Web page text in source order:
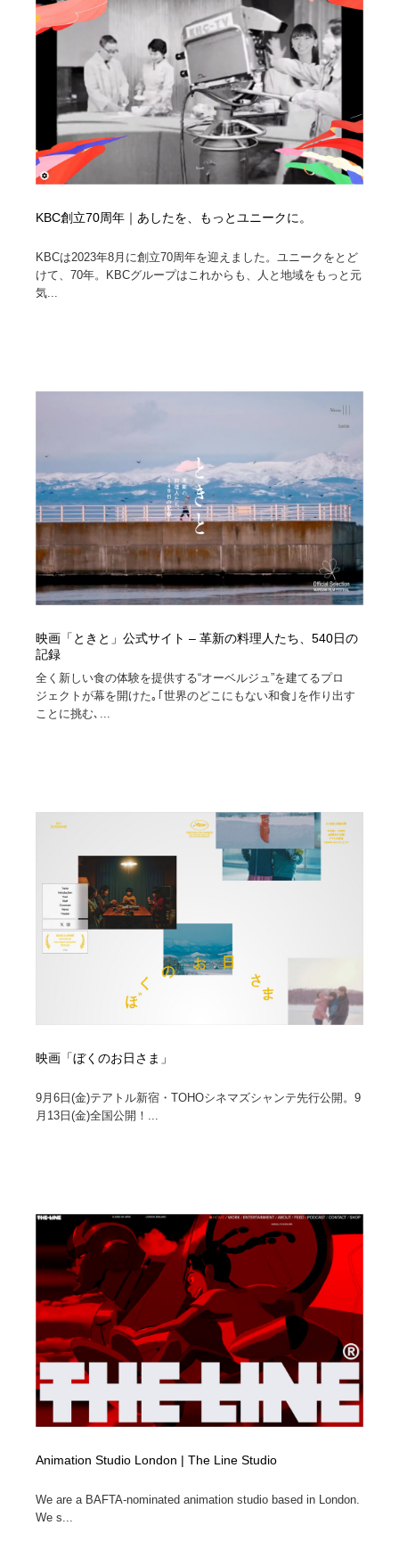
KBC創立70周年｜あしたを、もっとユニークに。
KBCは2023年8月に創立70周年を迎えました。ユニークをとど
けて、70年。KBCグループはこれからも、人と地域をもっと元
気...
映画「ときと」公式サイト – 革新の料理人たち、540日の
記録
全く新しい食の体験を提供する“オーベルジュ”を建てるプロ
ジェクトが幕を開けた｡｢世界のどこにもない和食｣を作り出す
ことに挑む､...
映画「ぼくのお日さま」
9月6日(金)テアトル新宿・TOHOシネマズシャンテ先行公開。9
月13日(金)全国公開！...
Animation Studio London | The Line Studio
We are a BAFTA-nominated animation studio based in London.
We s...